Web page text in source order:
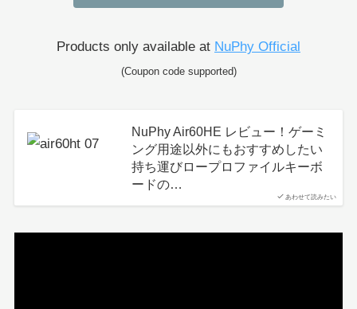
Products only available at NuPhy Official
(Coupon code supported)
あわせて読みたい
NuPhy Air60HE レビュー！ゲーミ
ング用途以外にもおすすめしたい
持ち運びロープロファイルキーボ
ードの…